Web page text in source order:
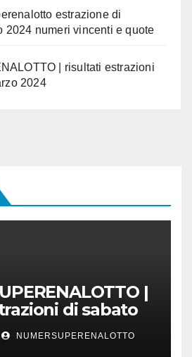
estrazione di
2024 numeri vincenti e quote
| risultati estrazioni
2024
|
di sabato
NUMERSUPERENALOTTO